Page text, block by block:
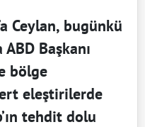
Ceylan, bugünkü
ABD Başkanı
bölge
eleştirilerde
tehdit dolu